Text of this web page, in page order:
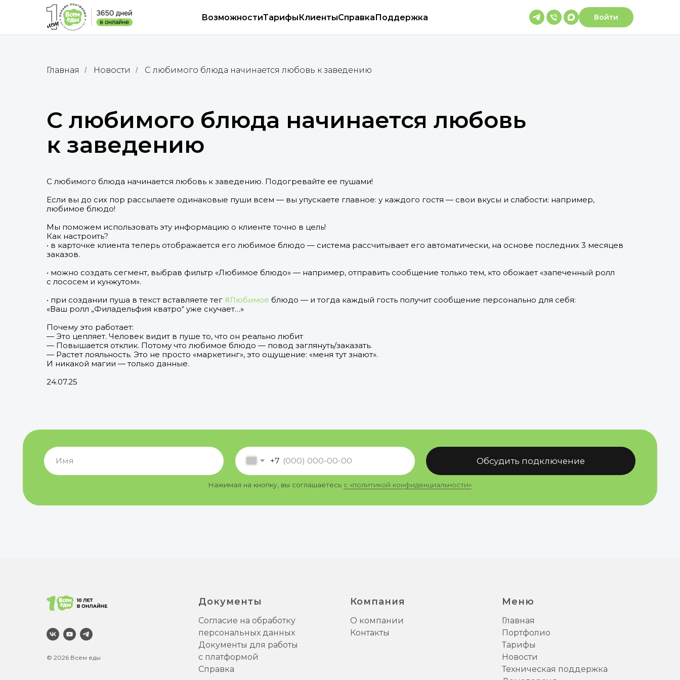
ВозможностиТарифыКлиентыСправкаПоддержка Войти
Главная / Новости / С любимого блюда начинается любовь к заведению
С любимого блюда начинается любовь
к заведению
С любимого блюда начинается любовь к заведению. Подогревайте ее пушами!
Если вы до сих пор рассылаете одинаковые пуши всем — вы упускаете главное: у каждого гостя — свои вкусы и слабости: например,
любимое блюдо!
Мы поможем использовать эту информацию о клиенте точно в цель!
Как настроить?
• в карточке клиента теперь отображается его любимое блюдо — система рассчитывает его автоматически, на основе последних 3 месяцев
заказов.
• можно создать сегмент, выбрав фильтр «Любимое блюдо» — например, отправить сообщение только тем, кто обожает «запеченный ролл
с лососем и кунжутом».
• при создании пуша в текст вставляете тег #Любимое блюдо — и тогда каждый гость получит сообщение персонально для себя:
«Ваш ролл „Филадельфия кватро“ уже скучает…»
Почему это работает:
— Это цепляет. Человек видит в пуше то, что он реально любит
— Повышается отклик. Потому что любимое блюдо — повод заглянуть/заказать.
— Растет лояльность. Это не просто «маркетинг», это ощущение: «меня тут знают».
И никакой магии — только данные.
24.07.25
© 2026 Всем еды
Документы
Согласие на обработку
персональных данных
Документы для работы
с платформой
Справка
Компания
О компании
Контакты
Меню
Главная
Портфолио
Тарифы
Новости
Техническая поддержка